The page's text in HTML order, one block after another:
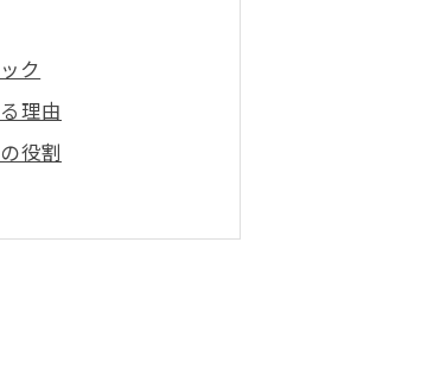
ク
理由
役割
督のスキル
軟性
戦
動向